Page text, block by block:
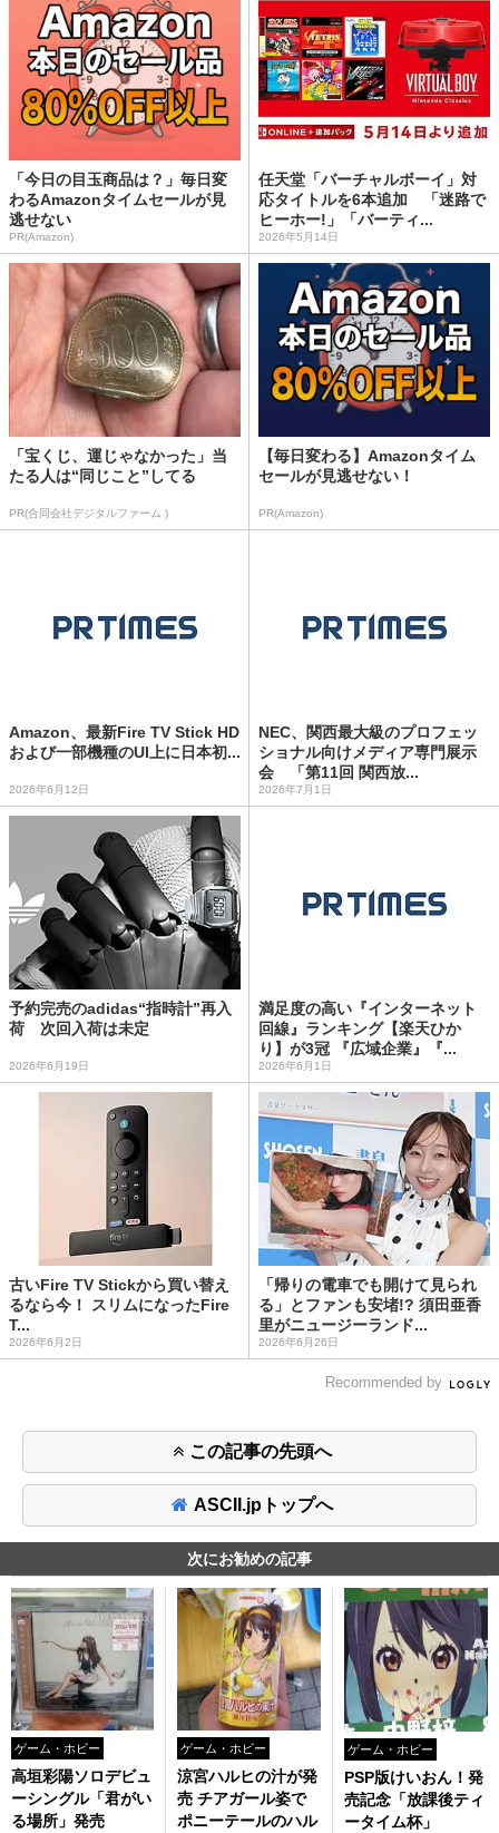
「今日の目玉商品は？」毎日変
わるAmazonタイムセールが見
逃せない
PR(Amazon)
任天堂「バーチャルボーイ」対
応タイトルを6本追加 「迷路で
ヒーホー!」「バーティ...
2026年5月14日
「宝くじ、運じゃなかった」当
たる人は“同じこと”してる
PR(合同会社デジタルファーム )
【毎日変わる】Amazonタイム
セールが見逃せない！
PR(Amazon)
Amazon、最新Fire TV Stick HD
および一部機種のUI上に日本初...
2026年6月12日
NEC、関西最大級のプロフェッ
ショナル向けメディア専門展示
会 「第11回 関西放...
2026年7月1日
予約完売のadidas“指時計”再入
荷 次回入荷は未定
2026年6月19日
満足度の高い『インターネット
回線』ランキング【楽天ひか
り】が3冠 『広域企業』『...
2026年6月1日
古いFire TV Stickから買い替え
るなら今！ スリムになったFire
T...
2026年6月2日
「帰りの電車でも開けて見られ
る」とファンも安堵!? 須田亜香
里がニュージーランド...
2026年6月26日
Recommended by
この記事の先頭へ
ASCII.jpトップへ
次にお勧めの記事
ゲーム・ホビー
高垣彩陽ソロデビュ
ーシングル「君がい
る場所」発売
ゲーム・ホビー
涼宮ハルヒの汁が発
売 チアガール姿で
ポニーテールのハル
ゲーム・ホビー
PSP版けいおん！発
売記念「放課後ティ
ータイム杯」